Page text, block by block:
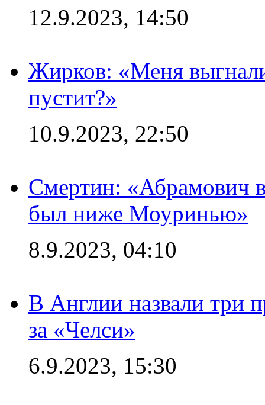
12.9.2023, 14:50
Жирков: «Меня
пустит?»
10.9.2023, 22:50
Смертин: «Абрамович в
был ниже Моуринью»
8.9.2023, 04:10
В Англии назвали три
за «Челси»
6.9.2023, 15:30